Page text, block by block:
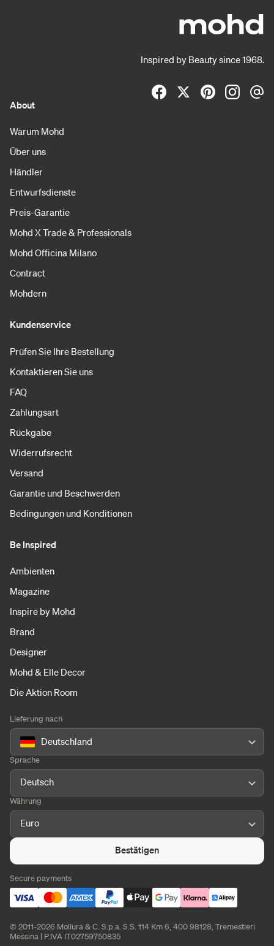
Inspired by Beauty since 1968.
About
Warum Mohd
Über uns
Händler
Entwurfsdienste
Preis-Garantie
Mohd X Trade & Professionals
Mohd Officina Milano
Contract
Mohdern
Kundenservice
Prüfen Sie Ihre Bestellung
Kontaktieren Sie uns
FAQ
Zahlungsart
Rückgabe
Widerrufsrecht
Versand
Garantie und Beschwerden
Bedingungen und Konditionen
Be Inspired
Ambienten
Magazine
Inspire by Mohd
Brand
Designer
Mohd & Elle Decor
Die Aktion Room
Lieferung nach
Deutschland
Sprache
Deutsch
Währung
Euro
Bestätigen
Secure payments
© 2011-2026 Mollura & C. S.p.a. S.S. 114 Km 6, 400 98128, Tremestieri
Messina | P.IVA IT02759750835